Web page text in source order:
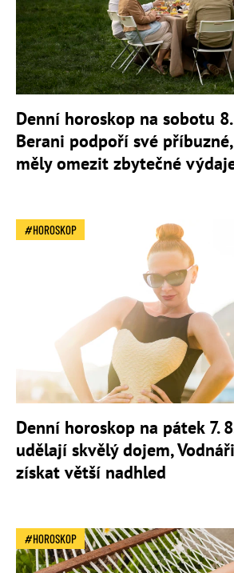
Denní horoskop na sobotu
Berani podpoří své
měly omezit zbytečné
HOROSKOP
Denní horoskop na pátek 7.
udělají skvělý dojem,
získat větší nadhled
HOROSKOP